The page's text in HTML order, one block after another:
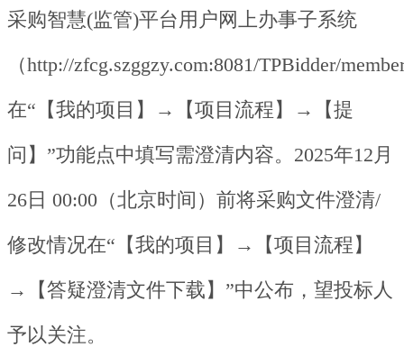
采购智慧(监管)平台用户网上办事子系统
（http://zfcg.szggzy.com:8081/TPBidder/
在“【我的项目】→【项目流程】→【提
问】”功能点中填写需澄清内容。2025年12月
26日 00:00（北京时间）前将采购文件澄清/
修改情况在“【我的项目】→【项目流程】
→【答疑澄清文件下载】”中公布，望投标人
予以关注。